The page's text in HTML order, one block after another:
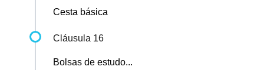
Cesta básica
Cláusula 16
Bolsas de estudo...